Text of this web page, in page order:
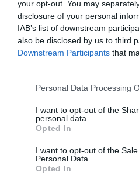
your opt-out. You may
disclosure of your personal
IAB’s list of downstream
also be disclosed by us to third
Downstream Participants that
Personal Data Processing
I want to opt-out of the
personal data.
Opted In
I want to opt-out of the
Personal Data.
Opted In
une assurance-voyage
souhaitent pas, ils n’en
prennent le risque de rester en
cela est en pleine connaissance
L’Europe communautaires et la
trop indulgents avec les